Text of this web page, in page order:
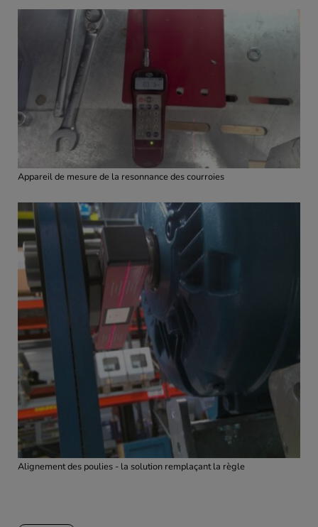
Appareil de mesure de la resonnance des courroies
Alignement des poulies - la solution remplaçant la règle